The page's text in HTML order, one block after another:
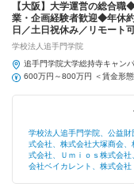
【大阪】大学運営の総合職
業・企画経験者歓迎◆年休
日／土日祝休み／リモート
二新卒歓迎
学校法人追手門学院
学校法人追手門学院、公益
式会社、株式会社大塚商会
式会社、Ｕｍｉｏｓ株式会
会社ベイカレント、株式会